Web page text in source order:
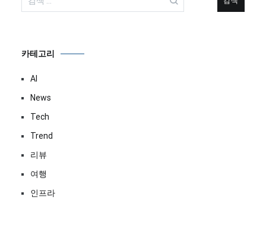
색:
카테고리
AI
News
Tech
Trend
리뷰
여행
인프라